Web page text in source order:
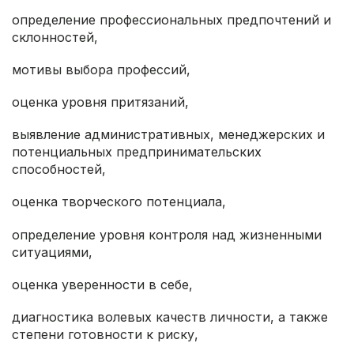
определение профессиональных предпочтений и
склонностей,
мотивы выбора профессий,
оценка уровня притязаний,
выявление административных, менеджерских и
потенциальных предпринимательских
способностей,
оценка творческого потенциала,
определение уровня контроля над жизненными
ситуациями,
оценка уверенности в себе,
диагностика волевых качеств личности, а также
степени готовности к риску,